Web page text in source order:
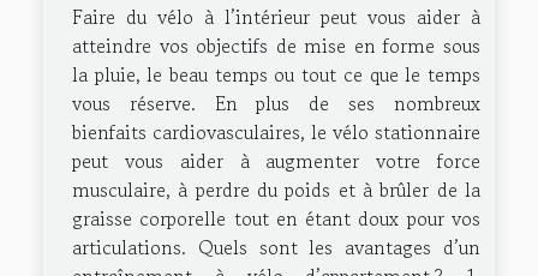
Faire du vélo à l’intérieur peut vous aider à
atteindre vos objectifs de mise en forme sous
la pluie, le beau temps ou tout ce que le temps
vous réserve. En plus de ses nombreux
bienfaits cardiovasculaires, le vélo stationnaire
peut vous aider à augmenter votre force
musculaire, à perdre du poids et à brûler de la
graisse corporelle tout en étant doux pour vos
articulations. Quels sont les avantages d’un